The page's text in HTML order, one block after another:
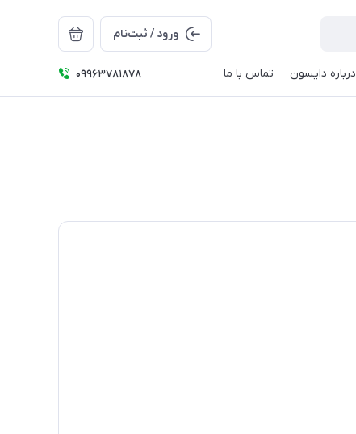
ورود / ثبت‌نام
درباره دایسون تماس با ما 09963781878